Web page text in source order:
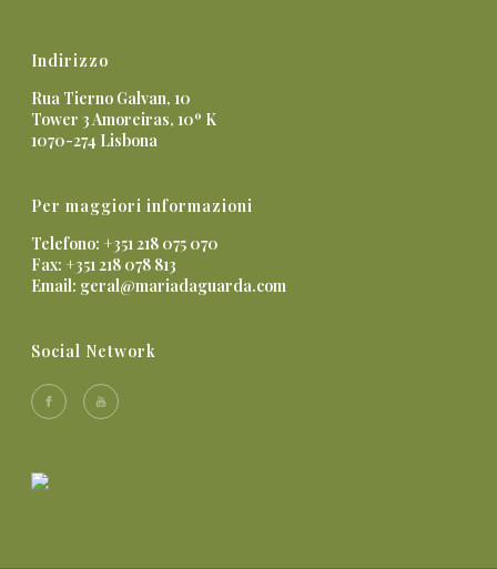
Indirizzo
Rua Tierno Galvan, 10
Tower 3 Amoreiras, 10º K
1070-274 Lisbona
Per maggiori informazioni
Telefono: +351 218 075 070
Fax: +351 218 078 813
Email: geral@mariadaguarda.com
Social Network